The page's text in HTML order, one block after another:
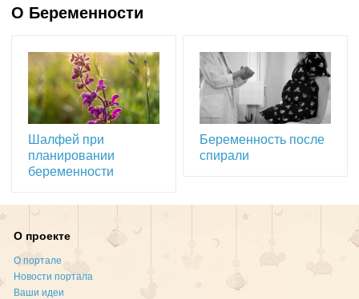
О Беременности
Шалфей при
планировании
беременности
Беременность после
спирали
О проекте
О портале
Новости портала
Ваши идеи